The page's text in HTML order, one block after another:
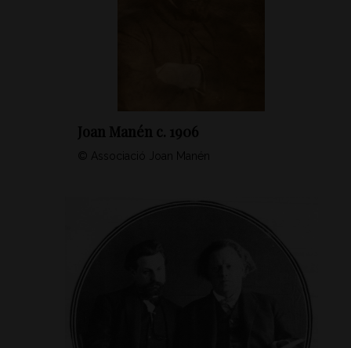
Joan Manén c. 1906
© Associació Joan Manén